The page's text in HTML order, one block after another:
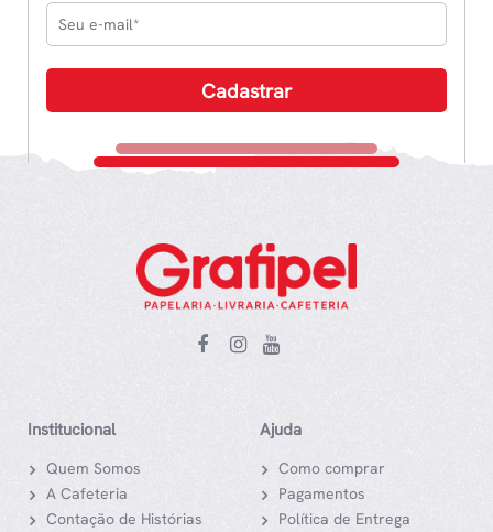
Institucional
Quem Somos
A Cafeteria
Contação de Histórias
Ajuda
Como comprar
Pagamentos
Política de Entrega